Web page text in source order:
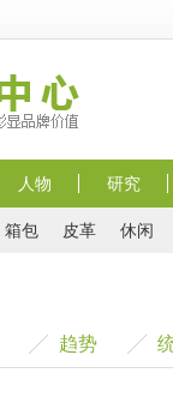
人物 研究
箱包 皮革 休闲
趋势